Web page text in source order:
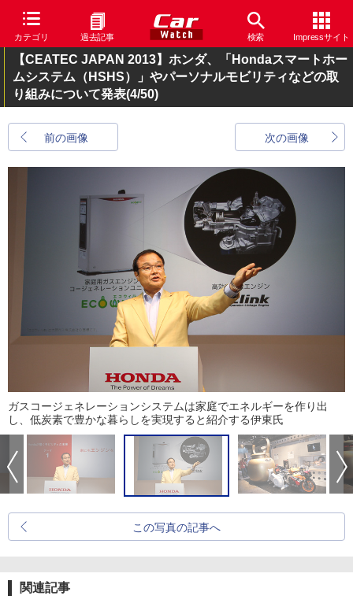
カテゴリ 過去記事 検索 Impressサイト
【CEATEC JAPAN 2013】ホンダ、「Hondaスマートホー
ムシステム（HSHS）」やパーソナルモビリティなどの取
り組みについて発表(4/50)
前の画像 次の画像
ガスコージェネレーションシステムは家庭でエネルギーを作り出
し、低炭素で豊かな暮らしを実現すると紹介する伊東氏
この写真の記事へ
関連記事